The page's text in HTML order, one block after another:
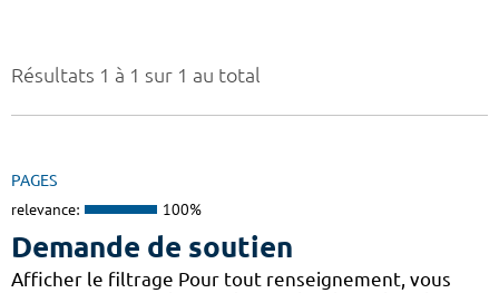
Résultats 1 à 1 sur 1 au total
PAGES
relevance: 100%
Demande de soutien
Afficher le filtrage Pour tout renseignement, vous